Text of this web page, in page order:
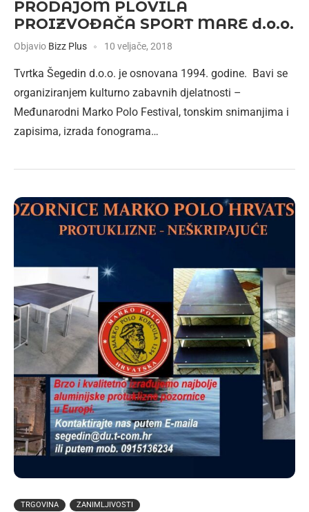
PRODAJOM PLOVILA
PROIZVOĐAČA SPORT MARE d.o.o.
Objavio Bizz Plus 10 veljače, 2018
Tvrtka Šegedin d.o.o. je osnovana 1994. godine. Bavi se
organiziranjem kulturno zabavnih djelatnosti –
Međunarodni Marko Polo Festival, tonskim snimanjima i
zapisima, izrada fonograma…
TRGOVINA ZANIMLJIVOSTI